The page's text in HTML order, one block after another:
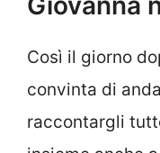
Così il giorno
convinta di
raccontargli